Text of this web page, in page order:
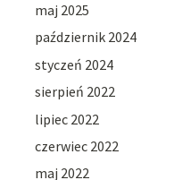
maj 2025
październik 2024
styczeń 2024
sierpień 2022
lipiec 2022
czerwiec 2022
maj 2022